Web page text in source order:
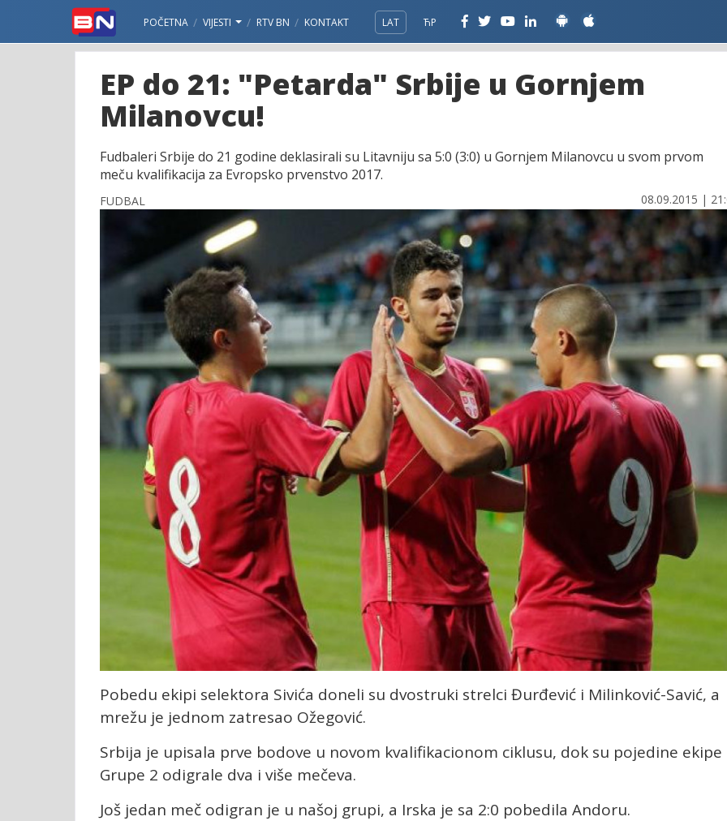
POČETNA VIJESTI RTV BN KONTAKT LAT ЋР
EP do 21: "Petarda" Srbije u Gornjem
Milanovcu!
Fudbaleri Srbije do 21 godine deklasirali su Litavniju sa 5:0 (3:0) u Gornjem Milanovcu u svom prvom
meču kvalifikacija za Evropsko prvenstvo 2017.
FUDBAL 08.09.2015 |
Pobedu ekipi selektora Sivića doneli su dvostruki strelci Đurđević i Milinković-Savić, a
mrežu je jednom zatresao Ožegović.
Srbija je upisala prve bodove u novom kvalifikacionom ciklusu, dok su pojedine ekipe
Grupe 2 odigrale dva i više mečeva.
Još jedan meč odigran je u našoj grupi, a Irska je sa 2:0 pobedila Andoru.